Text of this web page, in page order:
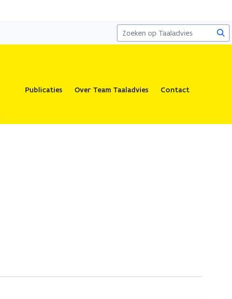
Publicaties Over Team Taaladvies Contact